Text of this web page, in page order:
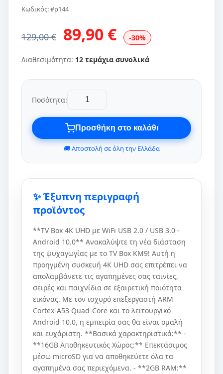
Κωδικός: #p144
129,00 € 89,90 € -30%
Διαθεσιμότητα: 12 τεμάχια συνολικά
Ποσότητα:
Προσθήκη στο καλάθι
🚚 Αποστολή σε όλη την Ελλάδα
✨ Έξυπνη περιγραφή
προϊόντος
**TV Box 4K UHD με WiFi USB 2.0 / USB 3.0 -
Android 10.0** Ανακαλύψτε τη νέα διάσταση
της ψυχαγωγίας με το TV Box KM9! Αυτή η
προηγμένη συσκευή 4K UHD σας επιτρέπει να
απολαμβάνετε τις αγαπημένες σας ταινίες,
σειρές και παιχνίδια σε εξαιρετική ποιότητα
εικόνας. Με τον ισχυρό επεξεργαστή ARM
Cortex-A53 Quad-Core και το λειτουργικό
Android 10.0, η εμπειρία σας θα είναι ομαλή
και ευχάριστη. **Βασικά χαρακτηριστικά:** -
**16GB Αποθηκευτικός Χώρος:** Επεκτάσιμος
μέσω microSD για να αποθηκεύετε όλα τα
αγαπημένα σας περιεχόμενα. - **2GB RAM:**